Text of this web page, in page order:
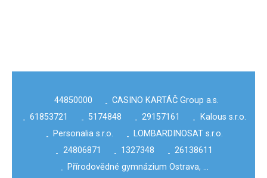
44850000 - CASINO KARTÁČ Group a.s.
- 61853721 - 5174848 - 29157161 -
Kalous s.r.o.
- Personalia s.r.o. - LOMBARDINOSAT s.r.o.
- 24806871 - 1327348 - 26138611
- Přírodovědné gymnázium Ostrava, …